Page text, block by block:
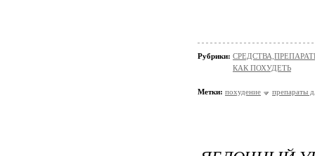
Рубрики:
КАК ПОХУДЕТЬ
Метки: похудение препараты